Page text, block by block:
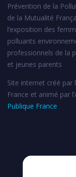
Prévention de la
de la Mutualité
l’exposition des
polluants
professionnels de la
et jeunes parents
Site internet créé par
France et animé par
Publique France